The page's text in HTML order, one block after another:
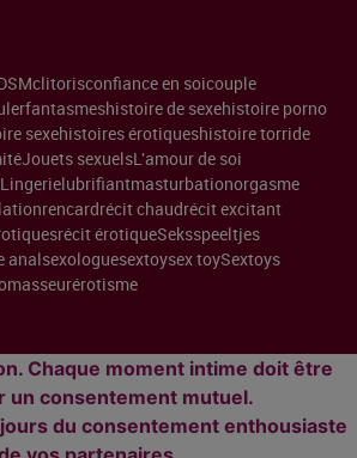
clitorisconfiance en soicouple
fantasmeshistoire de sexehistoire porno
sexehistoires érotiqueshistoire torride
Jouets sexuelsL'amour de soi
Lingerielubrifiantmasturbationorgasme
rencardrécit chaudrécit excitant
récit érotiqueSeksspeeltjes
analsexologuesextoysex toySextoys
érotisme
Chaque moment intime doit être
un consentement mutuel.
du consentement enthousiaste